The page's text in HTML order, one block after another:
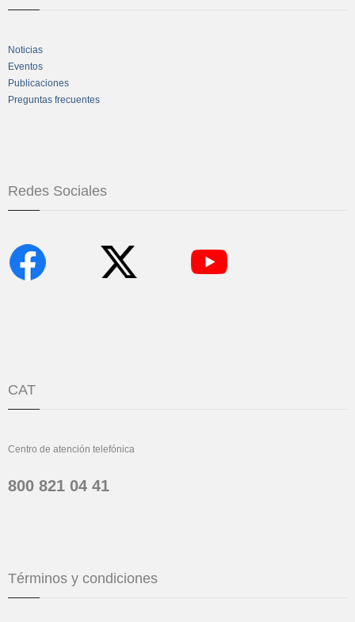
Noticias
Eventos
Publicaciones
Preguntas frecuentes
Redes Sociales
CAT
Centro de atención telefónica
800 821 04 41
Términos y condiciones